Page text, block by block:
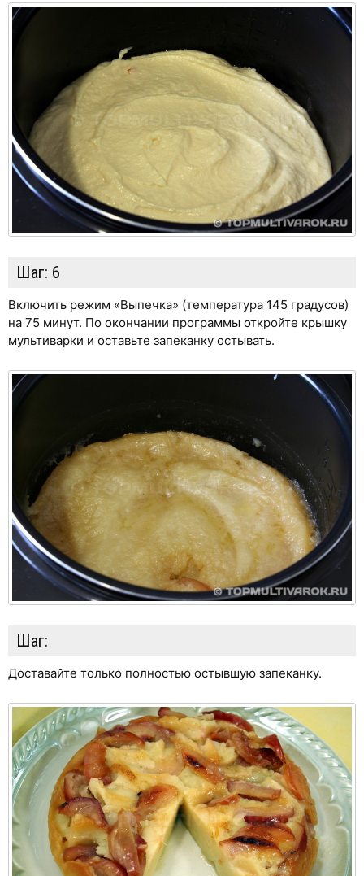
Шаг: 6
Включить режим «Выпечка» (температура 145 градусов)
на 75 минут. По окончании программы откройте крышку
мультиварки и оставьте запеканку остывать.
Шаг:
Доставайте только полностью остывшую запеканку.